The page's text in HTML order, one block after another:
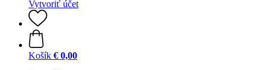
Vytvoriť účet
Košík € 0,00